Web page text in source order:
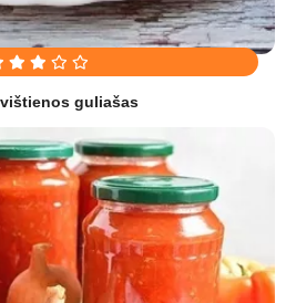
guliašas